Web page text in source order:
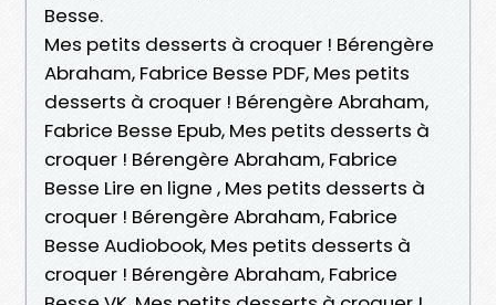
Besse.
Mes petits desserts à croquer ! Bérengère
Abraham, Fabrice Besse PDF, Mes petits
desserts à croquer ! Bérengère Abraham,
Fabrice Besse Epub, Mes petits desserts à
croquer ! Bérengère Abraham, Fabrice
Besse Lire en ligne , Mes petits desserts à
croquer ! Bérengère Abraham, Fabrice
Besse Audiobook, Mes petits desserts à
croquer ! Bérengère Abraham, Fabrice